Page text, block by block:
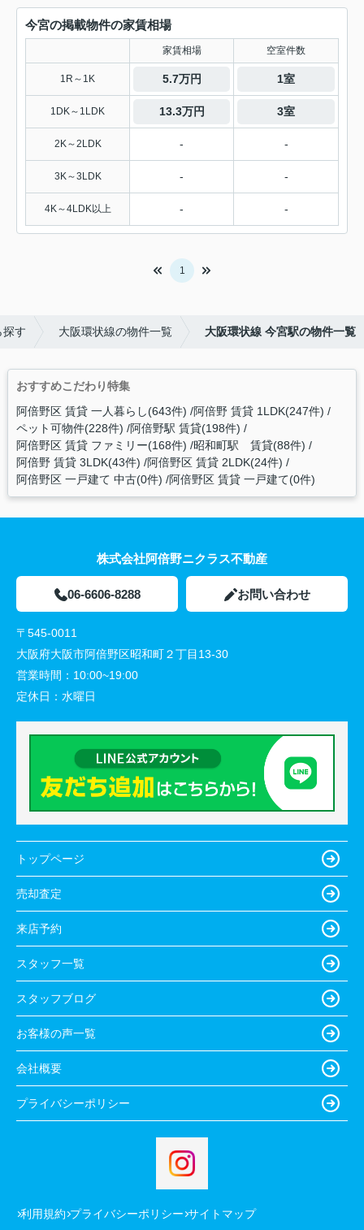
今宮の掲載物件の家賃相場
家賃相場 空室件数
1R～1K 5.7万円 1室
1DK～1LDK 13.3万円 3室
2K～2LDK - -
3K～3LDK - -
4K～4LDK以上 - -
1
探す 大阪環状線の物件一覧 大阪環状線 今宮駅の物件一覧
おすすめこだわり特集
阿倍野区 賃貸 一人暮らし(643件) 阿倍野 賃貸 1LDK(247件)
ペット可物件(228件) 阿倍野駅 賃貸(198件)
阿倍野区 賃貸 ファミリー(168件) 昭和町駅 賃貸(88件)
阿倍野 賃貸 3LDK(43件) 阿倍野区 賃貸 2LDK(24件)
阿倍野区 一戸建て 中古(0件) 阿倍野区 賃貸 一戸建て(0件)
株式会社阿倍野ニクラス不動産
06-6606-8288 お問い合わせ
〒545-0011
大阪府大阪市阿倍野区昭和町２丁目13-30
営業時間： 10:00~19:00
定休日： 水曜日
トップページ
売却査定
来店予約
スタッフ一覧
スタッフブログ
お客様の声一覧
会社概要
プライバシーポリシー
利用規約 プライバシーポリシー サイトマップ